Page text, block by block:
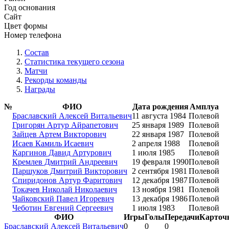
Год основания
Сайт
Цвет формы
Номер телефона
Состав
Статистика текущего сезона
Матчи
Рекорды команды
Награды
№
ФИО Дата рождения Амплуа
Браславский Алексей Витальевич11 августа 1984 Полевой
Григорян Артур Айрапетович
25 января 1989 Полевой
Зайцев Артем Викторович
22 января 1987 Полевой
Исаев Камиль Исаевич
2 апреля 1988
Полевой
Каргинов Давид Артурович
1 июля 1985
Полевой
Кремлев Дмитрий Андреевич
19 февраля 1990Полевой
Паршуков Дмитрий Викторович 2 сентября 1981 Полевой
Спиридонов Артур Фаритович
12 декабря 1987Полевой
Токачев Николай Николаевич
13 ноября 1981
Полевой
Чайковский Павел Игоревич
13 декабря 1986Полевой
Чеботин Евгений Сергеевич
1 июля 1983
Полевой
ФИО
ИгрыГолыПередачи
Браславский Алексей Витальевич0 0 0